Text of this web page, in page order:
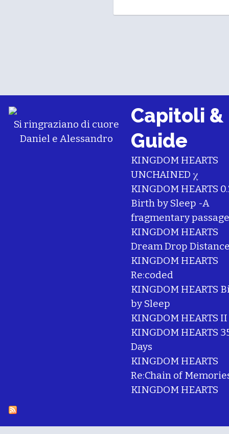
Si ringraziano di cuore
Daniel e Alessandro
Capitoli &
Guide
KINGDOM HEARTS
UNCHAINED χ
KINGDOM HEARTS
Birth by Sleep -A
fragmentary
KINGDOM HEARTS
Dream Drop
KINGDOM HEARTS
Re:coded
KINGDOM HEARTS
by Sleep
KINGDOM HEARTS II
KINGDOM HEARTS
Days
KINGDOM HEARTS
Re:Chain of
KINGDOM HEARTS